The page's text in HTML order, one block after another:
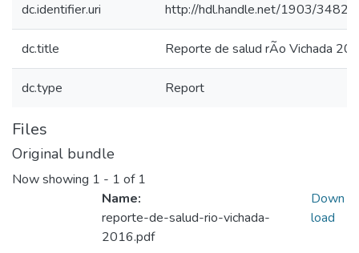
dc.identifier.uri http://hdl.handle.net/1903/34824
dc.title Reporte de salud rÃ­o Vichada
dc.type Report
Files
Original bundle
Now showing 1 - 1 of 1
Name:
reporte-de-salud-rio-vichada-
2016.pdf
Down
load